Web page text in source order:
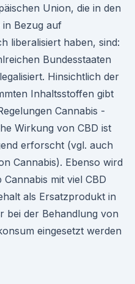
Union, die in den
Bezug auf
liberalisiert haben, sind:
Bundesstaaten
Hinsichtlich der
Inhaltsstoffen gibt
Cannabis -
Wirkung von CBD ist
erforscht (vgl. auch
Cannabis). Ebenso wird
mit viel CBD
als Ersatzprodukt in
bei der Behandlung von
eingesetzt werden